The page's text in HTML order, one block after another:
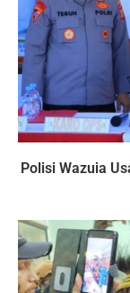
Polisi Wazuia